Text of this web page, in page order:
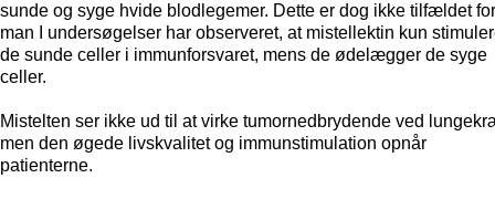
sunde og syge hvide blodlegemer. Dette er dog ikke tilfældet
man I undersøgelser har observeret, at mistellektin kun
de sunde celler i immunforsvaret, mens de ødelægger de syge
celler.
Mistelten ser ikke ud til at virke tumornedbrydende ved
men den øgede livskvalitet og immunstimulation opnår
patienterne.